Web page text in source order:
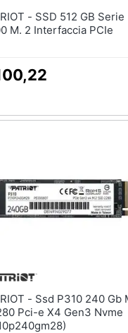
512 GB Serie
M. 2 Interfaccia PCIe
P310 240 Gb M.
Pci-e X4 Gen3 Nvme